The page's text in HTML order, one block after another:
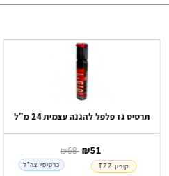
תרסיס גז פלפל להגנה עצמית 24 מ"ל
‏ ₪
68 51
כרטיסי צה"ל קופון TZZ